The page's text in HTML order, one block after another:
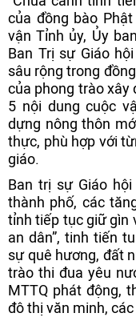
của đồng bào
vận Tỉnh ủy, Ủy
Ban Trị sự Giáo
sâu rộng trong
của phong trào xây
5 nội dung cuộc
dựng nông thôn
thực, phù hợp với
giáo.
Ban trị sự Giáo
thành phố, các
tỉnh tiếp tục giữ gìn
an dân”, tinh tiến
sự quê hương, đất
trào thi đua yêu
MTTQ phát động,
đô thị văn minh,